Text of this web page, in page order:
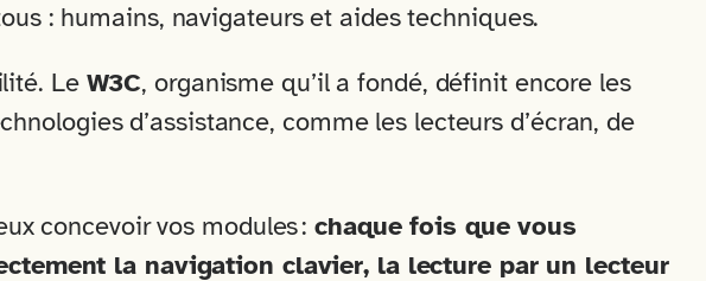
: humains, navigateurs et aides techniques.
Le W3C, organisme qu’il a fondé, définit encore les
d’assistance, comme les lecteurs d’écran, de
concevoir vos modules : chaque fois que vous
la navigation clavier, la lecture par un lecteur